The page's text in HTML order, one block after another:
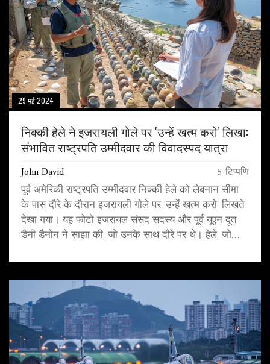
29 मई 2024
निक्की हेले ने इजरायली गोले पर 'उन्हें खत्म करो' लिखा:
संभावित राष्ट्रपति उम्मीदवार की विवादस्पद यात्रा
John David 5 टिप्पणि
पूर्व अमेरिकी राष्ट्रपति उम्मीदवार निक्की हेले को लेबनान सीमा
के पास दौरे के दौरान इजरायली गोले पर 'उन्हें खत्म करो' लिखते
देखा गया। यह फोटो इजरायल संसद सदस्य और पूर्व यूएन दूत
डैनी डैनोन ने साझा की, जो उनके साथ दौरे पर थे। हेले, जो
पुन: समर्थन देने की घोषणा की है।